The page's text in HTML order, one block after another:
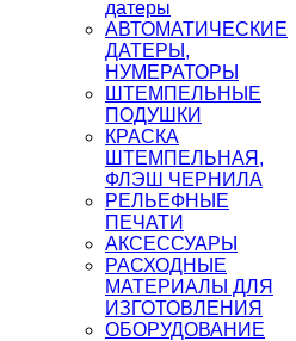
датеры
АВТОМАТИЧЕСКИЕ
ДАТЕРЫ,
НУМЕРАТОРЫ
ШТЕМПЕЛЬНЫЕ
ПОДУШКИ
КРАСКА
ШТЕМПЕЛЬНАЯ,
ФЛЭШ ЧЕРНИЛА
РЕЛЬЕФНЫЕ
ПЕЧАТИ
АКСЕССУАРЫ
РАСХОДНЫЕ
МАТЕРИАЛЫ ДЛЯ
ИЗГОТОВЛЕНИЯ
ОБОРУДОВАНИЕ